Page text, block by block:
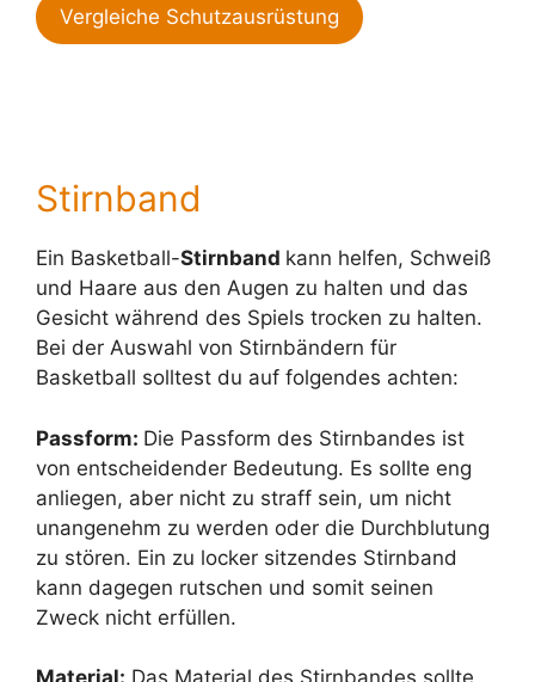
Vergleiche Schutzausrüstung
Stirnband
Ein Basketball-Stirnband kann helfen, Schweiß
und Haare aus den Augen zu halten und das
Gesicht während des Spiels trocken zu halten.
Bei der Auswahl von Stirnbändern für
Basketball solltest du auf folgendes achten:
Passform: Die Passform des Stirnbandes ist
von entscheidender Bedeutung. Es sollte eng
anliegen, aber nicht zu straff sein, um nicht
unangenehm zu werden oder die Durchblutung
zu stören. Ein zu locker sitzendes Stirnband
kann dagegen rutschen und somit seinen
Zweck nicht erfüllen.